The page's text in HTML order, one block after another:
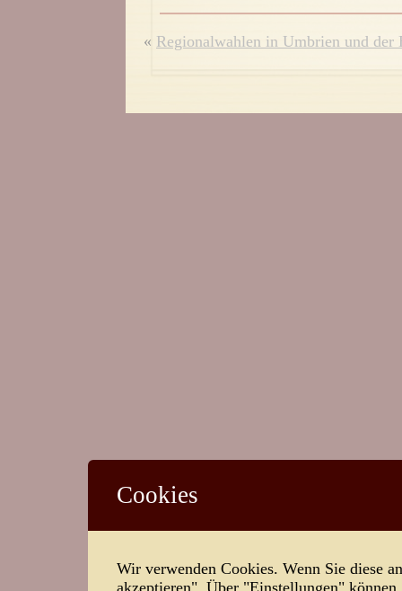
« Regionalwahlen in Umbrien und der
Cookies
Wir verwenden Cookies. Wenn Sie diese
akzeptieren". Über "Einstellungen"